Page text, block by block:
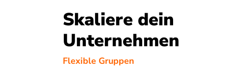
Skaliere dein
Unternehmen
Flexible Gruppen